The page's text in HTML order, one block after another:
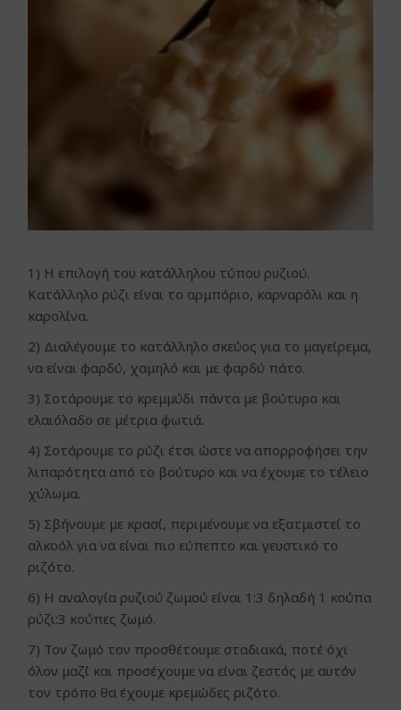
1) Η επιλογή του κατάλληλου τύπου ρυζιού.
Κατάλληλο ρύζι είναι το αρμπόριο, καρναρόλι και η
καρολίνα.
2) Διαλέγουμε το κατάλληλο σκεύος για το μαγείρεμα,
να είναι φαρδύ, χαμηλό και με φαρδύ πάτο.
3) Σοτάρουμε το κρεμμύδι πάντα με βούτυρο και
ελαιόλαδο σε μέτρια φωτιά.
4) Σοτάρουμε το ρύζι έτσι ώστε να απορροφήσει την
λιπαρότητα από το βούτυρο και να έχουμε το τέλειο
χύλωμα.
5) Σβήνουμε με κρασί, περιμένουμε να εξατμιστεί το
αλκοόλ για να είναι πιο εύπεπτο και γευστικό το
ριζότο.
6) Η αναλογία ρυζιού ζωμού είναι 1:3 δηλαδή 1 κούπα
ρύζι:3 κούπες ζωμό.
7) Τον ζωμό τον προσθέτουμε σταδιακά, ποτέ όχι
όλον μαζί και προσέχουμε να είναι ζεστός με αυτόν
τον τρόπο θα έχουμε κρεμώδες ριζότο.